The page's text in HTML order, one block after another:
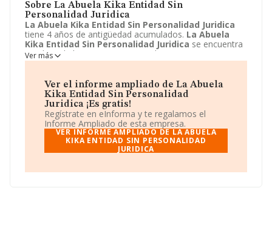
Sobre La Abuela Kika Entidad Sin
Personalidad Juridica
La Abuela Kika Entidad Sin Personalidad Juridica
tiene 4 años de antigüedad acumulados. La Abuela
Kika Entidad Sin Personalidad Juridica se encuentra
en Plaza de los Hermanos Ortiz de Zarate, 11. Su
actividad CNAE está incluida en 1071 - Fabricación de
La Abuela Kika Entidad Sin Personalidad Juridica
está registrada como Comunidad de bienes.
Ver más
Ver el informe ampliado de La Abuela
Kika Entidad Sin Personalidad
Juridica ¡Es gratis!
Regístrate en eInforma y te regalamos el
Informe Ampliado de esta empresa.
VER INFORME AMPLIADO DE LA ABUELA
KIKA ENTIDAD SIN PERSONALIDAD
JURIDICA